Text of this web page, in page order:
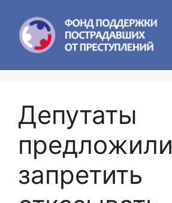
content
Депутаты
предложили
запретить